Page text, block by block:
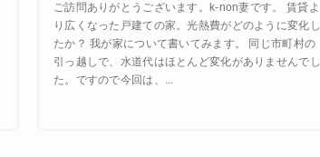
ご訪問ありがとうございます。k-non妻です。 賃貸よ
り広くなった戸建ての家。光熱費がどのように変化し
たか？ 我が家について書いてみます。 同じ市町村の
引っ越しで、水道代はほとんど変化がありませんでし
た。ですので今回は、...